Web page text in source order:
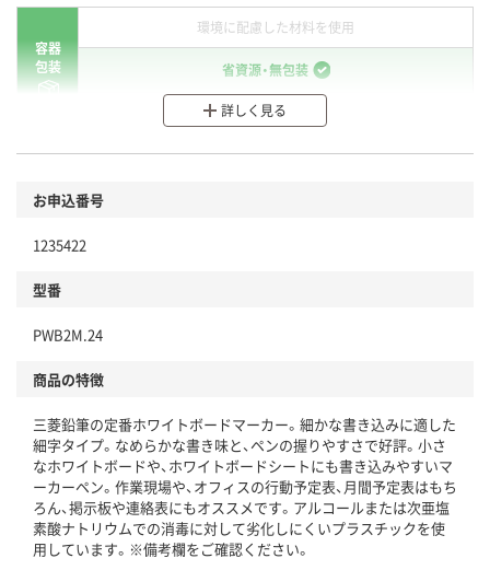
容器
包装
環境に配慮した材料を使用
省資源・無包装
分別・リサイクルしやすい設計
本体
仕組
この商品の環境配慮ポイントです。下記商品詳細「
アスクル商品環境スコア詳細／加点項目
」で確認できます。
詳しく見る
お申込番号
1235422
型番
PWB2M.24
商品の特徴
三菱鉛筆の定番ホワイトボードマーカー。細かな書き込みに適した
細字タイプ。なめらかな書き味と、ペンの握りやすさで好評。小さ
なホワイトボードや、ホワイトボードシートにも書き込みやすいマ
ーカーペン。作業現場や、オフィスの行動予定表、月間予定表はもち
ろん、掲示板や連絡表にもオススメです。アルコールまたは次亜塩
素酸ナトリウムでの消毒に対して劣化しにくいプラスチックを使
用しています。※備考欄をご確認ください。